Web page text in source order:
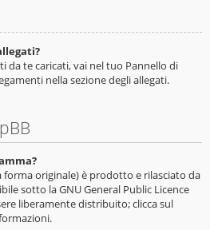
da te caricati, vai nel tuo Pannello di
nella sezione degli allegati.
originale) è prodotto e rilasciato da
sotto la GNU General Public Licence
liberamente distribuito; clicca sul